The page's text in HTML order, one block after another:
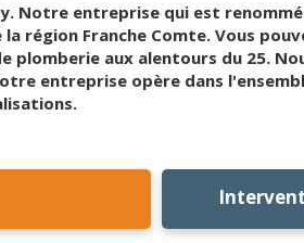
Notre entreprise qui est
région Franche Comte. Vous
plomberie aux alentours du 25.
entreprise opère dans